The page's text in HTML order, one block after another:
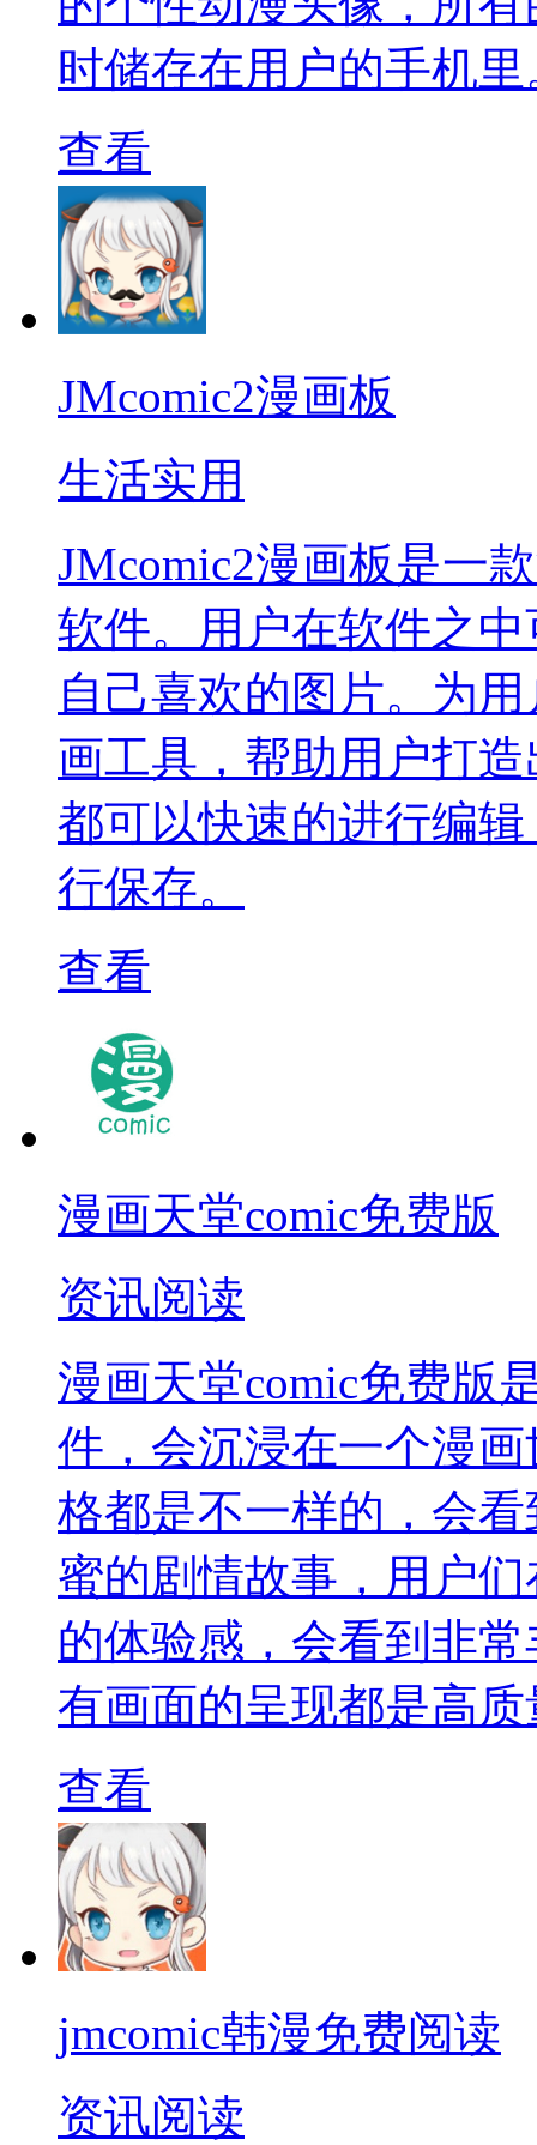
时储存在用户的手机里
查看
JMcomic2漫画板
生活实用
JMcomic2漫画板是一
软件。用户在软件之
自己喜欢的图片。为
画工具，帮助用户打
都可以快速的进行编
行保存。
查看
漫画天堂comic免费版
资讯阅读
漫画天堂comic免费版
件，会沉浸在一个漫
格都是不一样的，会
蜜的剧情故事，用户
的体验感，会看到非
有画面的呈现都是高
查看
jmcomic韩漫免费阅读
资讯阅读